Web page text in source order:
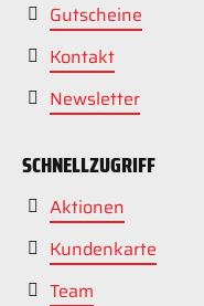
Gutscheine
Kontakt
Newsletter
SCHNELLZUGRIFF
Aktionen
Kundenkarte
Team